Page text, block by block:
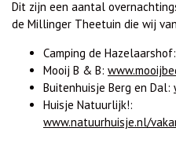
Dit zijn een aantal
de Millinger Theetuin die wij
Camping de Hazelaarshof:
Mooij B & B:
Buitenhuisje Berg en Dal:
Huisje Natuurlijk!:
www.natuurhuisje.nl/